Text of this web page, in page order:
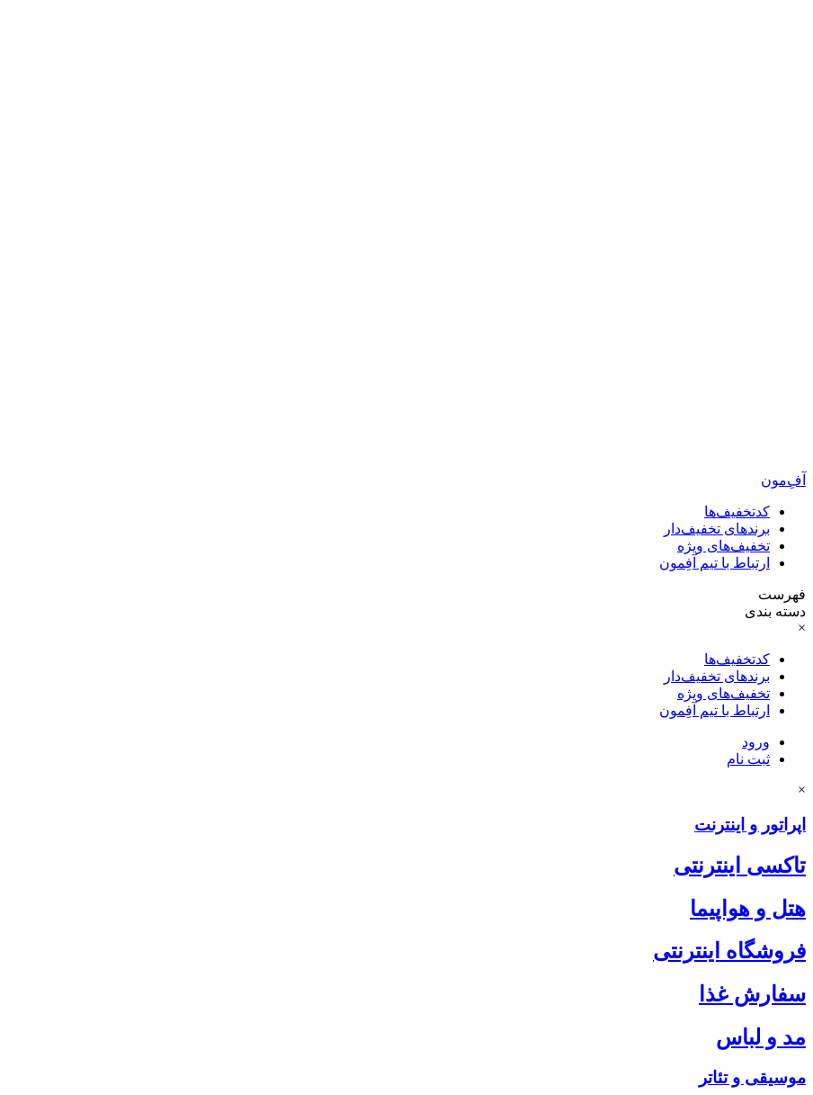
آفِ‌مون
کدتخفیف‌ها
برندهای تخفیف‌دار
تخفیف‌های ویژه
ارتباط با تیم آفِمون
فهرست
دسته بندی
×
کدتخفیف‌ها
برندهای تخفیف‌دار
تخفیف‌های ویژه
ارتباط با تیم آفِمون
ورود
ثبت نام
×
اپراتور و اینترنت
تاکسی اینترنتی
هتل و هواپیما
فروشگاه اینترنتی
سفارش غذا
مد و لباس
موسیقی و تئاتر